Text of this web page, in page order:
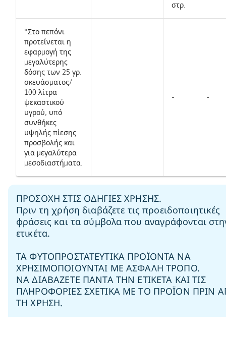
στρ.
*Στο πεπόνι
προτείνεται η
εφαρμογή της
μεγαλύτερης
δόσης των 25 γρ.
σκευάσματος/
100 λίτρα
ψεκαστικού
υγρού, υπό
συνθήκες
υψηλής πίεσης
προσβολής και
για μεγαλύτερα
μεσοδιαστήματα.
- -
ΠPOΣOXH ΣTIΣ OΔHΓIEΣ XPHΣHΣ.
Πριν τη χρήση διαβάζετε τις προειδοποιητικές
φράσεις και τα σύμβολα που αναγράφονται
ετικέτα.
ΤΑ ΦΥΤΟΠΡΟΣΤΑΤΕΥΤΙΚΑ ΠΡΟΪΟΝΤΑ ΝΑ
ΧΡΗΣΙΜΟΠΟΙΟΥΝΤΑΙ ΜΕ ΑΣΦΑΛΗ ΤΡΟΠΟ.
ΝΑ ΔΙΑΒΑΖΕΤΕ ΠΑΝΤΑ ΤΗΝ ΕΤΙΚΕΤΑ ΚΑΙ ΤΙΣ
ΠΛΗΡΟΦΟΡΙΕΣ ΣΧΕΤΙΚΑ ΜΕ ΤΟ ΠΡΟΪΟΝ ΠΡΙΝ
ΤΗ ΧΡΗΣΗ.